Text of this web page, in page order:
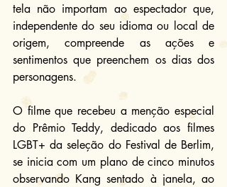
tela não importam ao espectador que,
independente do seu idioma ou local de
origem, compreende as ações e
sentimentos que preenchem os dias dos
personagens.
O filme que recebeu a menção especial
do Prêmio Teddy, dedicado aos filmes
LGBT+ da seleção do Festival de Berlim,
se inicia com um plano de cinco minutos
observando Kang sentado à janela, ao